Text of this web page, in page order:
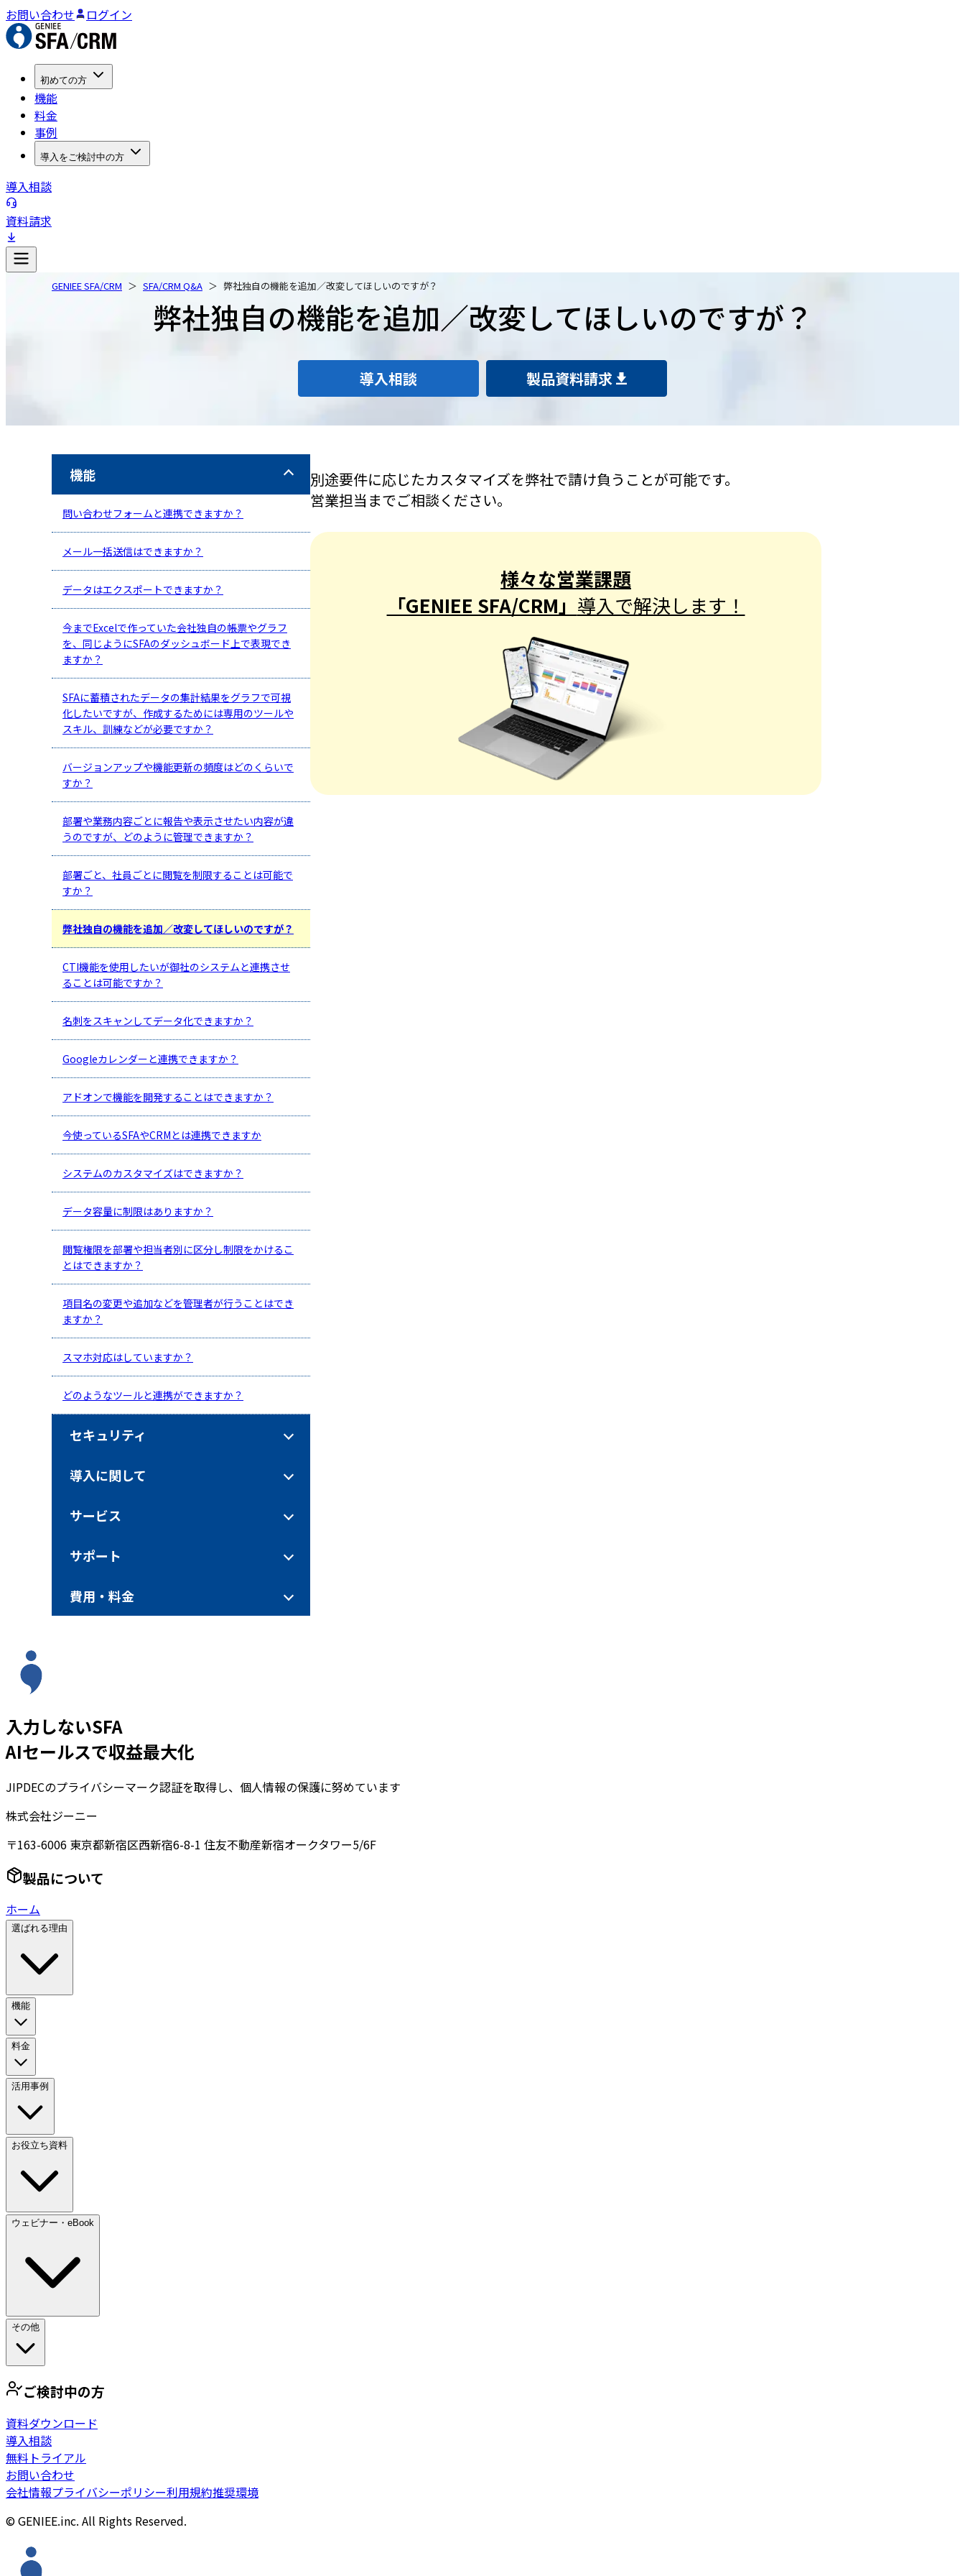
お問い合わせ ログイン
初めての方
機能
料金
事例
導入をご検討中の方
導入相談
資料請求
GENIEE SFA/CRM SFA/CRM Q&A 弊社独自の機能を追加／改変してほしいのですが？
弊社独自の機能を追加／改変してほしいのですが？
導入相談 製品資料請求
機能
問い合わせフォームと連携できますか？
メール一括送信はできますか？
データはエクスポートできますか？
今までExcelで作っていた会社独自の帳票やグラフ
を、同じようにSFAのダッシュボード上で表現でき
ますか？
SFAに蓄積されたデータの集計結果をグラフで可視
化したいですが、作成するためには専用のツールや
スキル、訓練などが必要ですか？
バージョンアップや機能更新の頻度はどのくらいで
すか？
部署や業務内容ごとに報告や表示させたい内容が違
うのですが、どのように管理できますか？
部署ごと、社員ごとに閲覧を制限することは可能で
すか？
弊社独自の機能を追加／改変してほしいのですが？
CTI機能を使用したいが御社のシステムと連携させ
ることは可能ですか？
名刺をスキャンしてデータ化できますか？
Googleカレンダーと連携できますか？
アドオンで機能を開発することはできますか？
今使っているSFAやCRMとは連携できますか
システムのカスタマイズはできますか？
データ容量に制限はありますか？
閲覧権限を部署や担当者別に区分し制限をかけるこ
とはできますか？
項目名の変更や追加などを管理者が行うことはでき
ますか？
スマホ対応はしていますか？
どのようなツールと連携ができますか？
セキュリティ
導入に関して
サービス
サポート
費用・料金
別途要件に応じたカスタマイズを弊社で請け負うことが可能です。
営業担当までご相談ください。
様々な営業課題
「GENIEE SFA/CRM」 導入で解決します！
入力しないSFA
AIセールスで収益最大化
JIPDECのプライバシーマーク認証を取得し、個人情報の保護に努めています
株式会社ジーニー
〒163-6006 東京都新宿区西新宿6-8-1 住友不動産新宿オークタワー5/6F
製品について
ホーム
選ばれる理由
機能
料金
活用事例
お役立ち資料
ウェビナー・eBook
その他
ご検討中の方
資料ダウンロード
導入相談
無料トライアル
お問い合わせ
会社情報プライバシーポリシー利用規約推奨環境
© GENIEE.inc. All Rights Reserved.